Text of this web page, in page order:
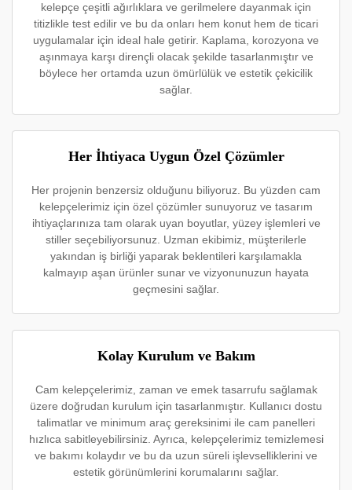
kelepçe çeşitli ağırlıklara ve gerilmelere dayanmak için
titizlikle test edilir ve bu da onları hem konut hem de ticari
uygulamalar için ideal hale getirir. Kaplama, korozyona ve
aşınmaya karşı dirençli olacak şekilde tasarlanmıştır ve
böylece her ortamda uzun ömürlülük ve estetik çekicilik
sağlar.
Her İhtiyaca Uygun Özel Çözümler
Her projenin benzersiz olduğunu biliyoruz. Bu yüzden cam
kelepçelerimiz için özel çözümler sunuyoruz ve tasarım
ihtiyaçlarınıza tam olarak uyan boyutlar, yüzey işlemleri ve
stiller seçebiliyorsunuz. Uzman ekibimiz, müşterilerle
yakından iş birliği yaparak beklentileri karşılamakla
kalmayıp aşan ürünler sunar ve vizyonunuzun hayata
geçmesini sağlar.
Kolay Kurulum ve Bakım
Cam kelepçelerimiz, zaman ve emek tasarrufu sağlamak
üzere doğrudan kurulum için tasarlanmıştır. Kullanıcı dostu
talimatlar ve minimum araç gereksinimi ile cam panelleri
hızlıca sabitleyebilirsiniz. Ayrıca, kelepçelerimiz temizlemesi
ve bakımı kolaydır ve bu da uzun süreli işlevselliklerini ve
estetik görünümlerini korumalarını sağlar.